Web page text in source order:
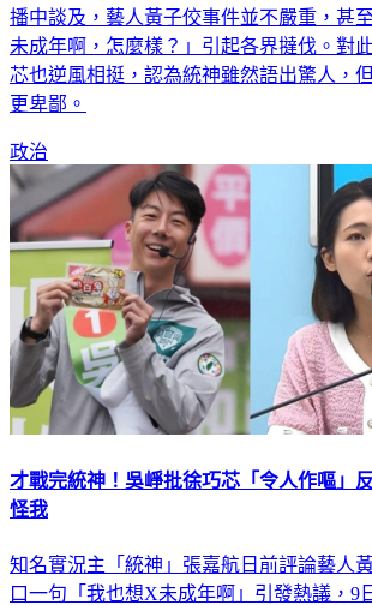
播中談及，藝人黃子佼事件並不嚴重，甚
未成年啊，怎麼樣？」引起各界撻伐。對
芯也逆風相挺，認為統神雖然語出驚人，
更卑鄙。
政治
才戰完統神！吳崢批徐巧芯「令人作嘔」
怪我
知名實況主「統神」張嘉航日前評論藝人
口一句「我也想X未成年啊」引發熱議，9